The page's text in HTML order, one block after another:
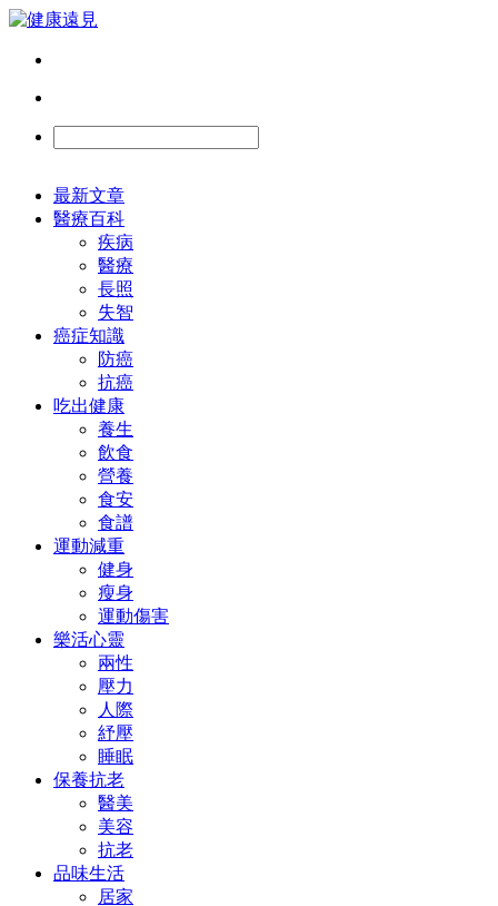
最新文章
醫療百科
疾病
醫療
長照
失智
癌症知識
防癌
抗癌
吃出健康
養生
飲食
營養
食安
食譜
運動減重
健身
瘦身
運動傷害
樂活心靈
兩性
壓力
人際
紓壓
睡眠
保養抗老
醫美
美容
抗老
品味生活
居家